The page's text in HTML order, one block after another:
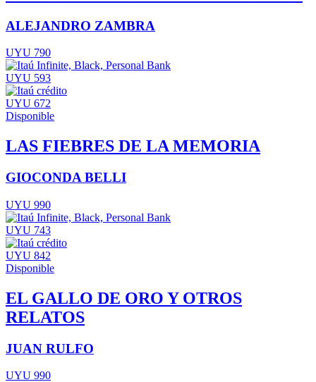
ALEJANDRO ZAMBRA
UYU 790
UYU 593
UYU 672
Disponible
LAS FIEBRES DE LA MEMORIA
GIOCONDA BELLI
UYU 990
UYU 743
UYU 842
Disponible
EL GALLO DE ORO Y OTROS
RELATOS
JUAN RULFO
UYU 990